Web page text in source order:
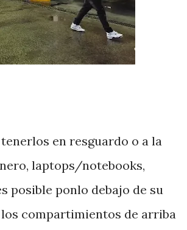
en resguardo o a la
laptops/notebooks,
posible ponlo debajo de su
compartimientos de arriba